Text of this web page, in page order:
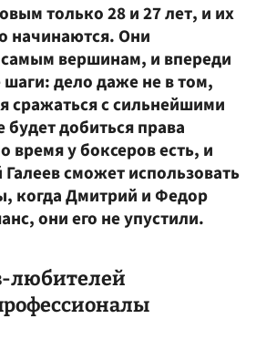
только 28 и 27 лет, и их
начинаются. Они
вершинам, и впереди
дело даже не в том,
сражаться с сильнейшими
будет добиться права
время у боксеров есть, и
сможет использовать
когда Дмитрий и Федор
они его не упустили.
любителей